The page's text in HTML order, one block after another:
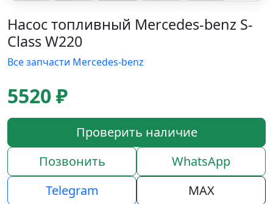
Насос топливный Mercedes-benz S-
Class W220
Все запчасти Mercedes-benz
5520 ₽
Проверить наличие
Позвонить
WhatsApp
Telegram
MAX